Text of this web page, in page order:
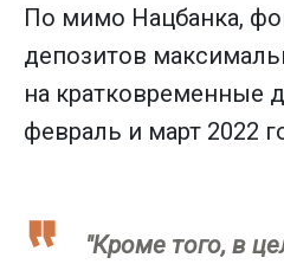
По мимо Нацбанка,
депозитов
на кратковременные
февраль и март 2022
"Кроме того, в